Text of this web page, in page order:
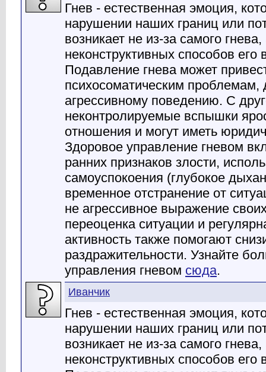
Гнев - естественная эмоция,
нарушении наших границ или
возникает не из-за самого гнева,
неконструктивных способов
Подавление гнева может
психосоматическим проблемам,
агрессивному поведению. С
неконтролируемые вспышки
отношения и могут иметь
Здоровое управление гневом
ранних признаков злости,
самоуспокоения (глубокое
временное отстранение от
не агрессивное выражение
переоценка ситуации и
активность также помогают
раздражительности. Узнайте
управления гневом сюда.
Иванчик
Гнев - естественная эмоция,
нарушении наших границ или
возникает не из-за самого гнева,
неконструктивных способов